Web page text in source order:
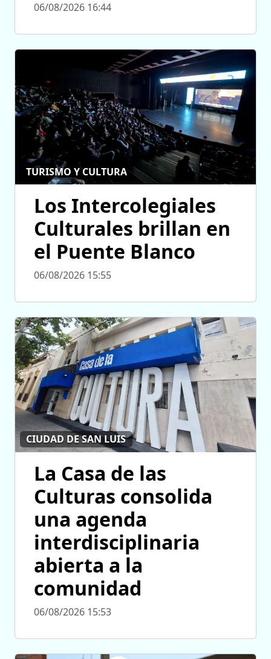
06/08/2026 16:44
TURISMO Y CULTURA
Los Intercolegiales
Culturales brillan en
el Puente Blanco
06/08/2026 15:55
CIUDAD DE SAN LUIS
La Casa de las
Culturas consolida
una agenda
interdisciplinaria
abierta a la
comunidad
06/08/2026 15:53